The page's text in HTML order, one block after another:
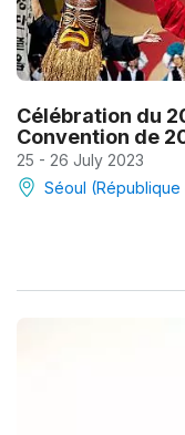
Célébration du
Convention de
25 - 26 July 2023
Séoul